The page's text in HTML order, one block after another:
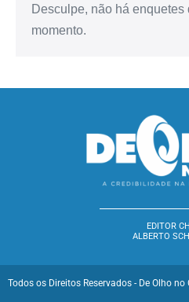
Desculpe, não há
momento.
EDITOR
ALBERTO
Todos os Direitos Reservados - De Olho no